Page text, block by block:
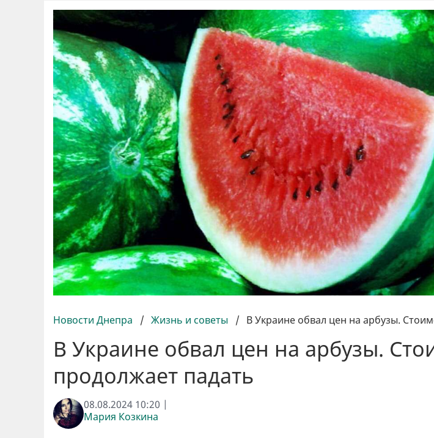
Новости Днепра / Жизнь и советы / В Украине обвал цен на арбузы.
В Украине обвал цен на арбузы.
продолжает падать
08.08.2024 10:20 |
Мария Козкина